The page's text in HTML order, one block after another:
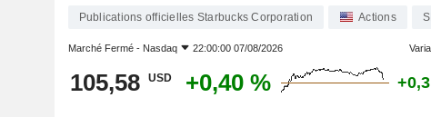
Publications officielles Starbucks Corporation Actions
Marché Fermé - Nasdaq 22:00:00 07/08/2026
105,58 USD +0,40 %